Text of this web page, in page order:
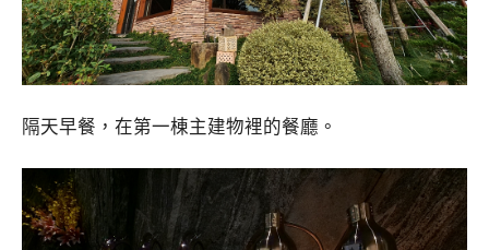
隔天早餐，在第一棟主建物裡的餐廳。